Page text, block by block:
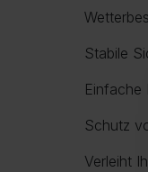
Stabile
Einfache
Schutz
Verleiht